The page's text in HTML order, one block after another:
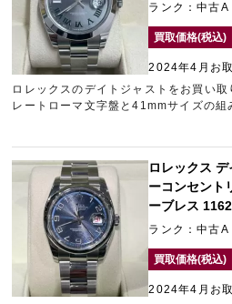
中野ブロードウェイ
宅配買取
無料の宅配キッ
ランク：中古A
買取価格(税込)
2024年4月お
ロレックスのデイトジャストをお買い
レートローマ文字盤と41mmサイズの組
にも馴染む人気の高いモデルです。何
方は、中野にあるブランド買取店「タ
イ」へご相談くださいませ。
ロレックス
ーコンセント
ーブレス
ランク：中古A
買取価格(税込)
2024年4月お